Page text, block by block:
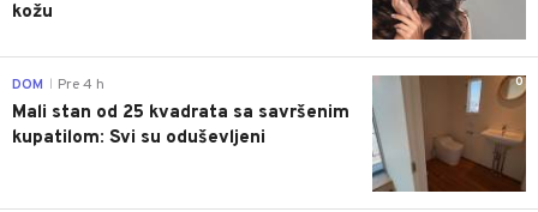
kožu
0
DOM Pre 4 h
Mali stan od 25 kvadrata sa savršenim
kupatilom: Svi su oduševljeni